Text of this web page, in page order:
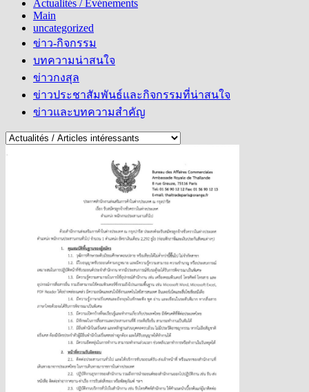
Actualités / Événements
Main
uncategorized
ข่าว-กิจกรรม
บทความน่าสนใจ
ข่าวกงสุล
ข่าวประชาสัมพันธ์และกิจกรรมที่น่าสนใจ
ข่าวและบทความสำคัญ